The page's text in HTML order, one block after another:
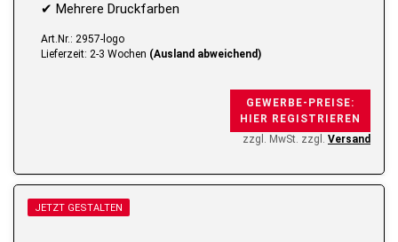
✔ Mehrere Druckfarben
Art.Nr.: 2957-logo
Lieferzeit: 2-3 Wochen (Ausland abweichend)
GEWERBE-PREISE:
HIER REGISTRIEREN
zzgl. MwSt. zzgl. Versand
JETZT GESTALTEN